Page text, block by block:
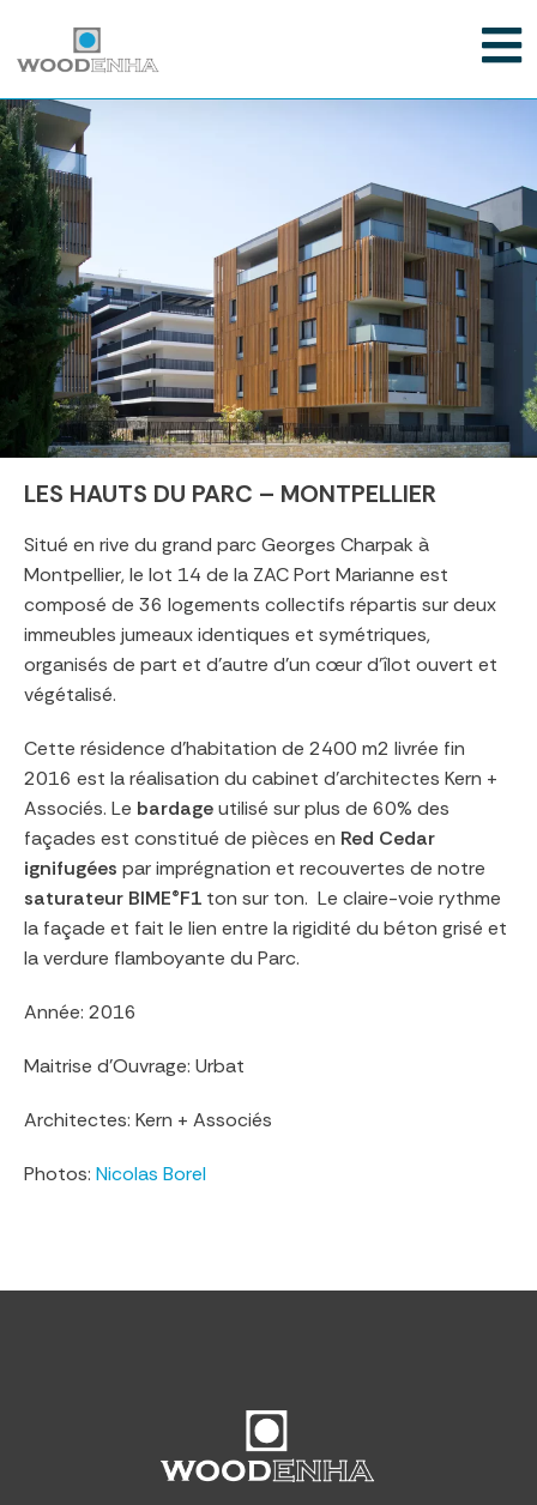
LES HAUTS DU PARC – MONTPELLIER
Situé en rive du grand parc Georges Charpak à
Montpellier, le lot 14 de la ZAC Port Marianne est
composé de 36 logements collectifs répartis sur deux
immeubles jumeaux identiques et symétriques,
organisés de part et d’autre d’un cœur d’îlot ouvert et
végétalisé.
Cette résidence d’habitation de 2400 m2 livrée fin
2016 est la réalisation du cabinet d’architectes Kern +
Associés. Le bardageutilisé sur plus de 60% des
façades est constitué de pièces en Red Cedar
ignifugées par imprégnation et recouvertes de notre
saturateur BIME®F1 ton sur ton. Le claire-voie rythme
la façade et fait le lien entre la rigidité du béton grisé et
la verdure flamboyante du Parc.
Année: 2016
Maitrise d’Ouvrage: Urbat
Architectes: Kern + Associés
Photos: Nicolas Borel